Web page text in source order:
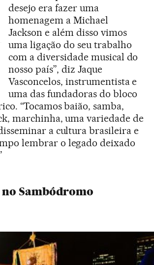
desejo era fazer uma
homenagem a Michael
Jackson e além disso vimos
uma ligação do seu trabalho
com a diversidade musical do
nosso país”, diz Jaque
Vasconcelos, instrumentista e
uma das fundadoras do bloco
“Tocamos baião, samba,
marchinha, uma variedade de
a cultura brasileira e
lembrar o legado deixado
no Sambódromo